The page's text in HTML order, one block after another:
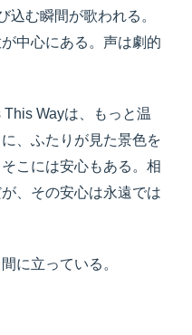
込む瞬間が歌われる。
中心にある。声は劇的
Wayは、もっと温
、ふたりが見た景色を
こには安心もある。相
、その安心は永遠では
に立っている。